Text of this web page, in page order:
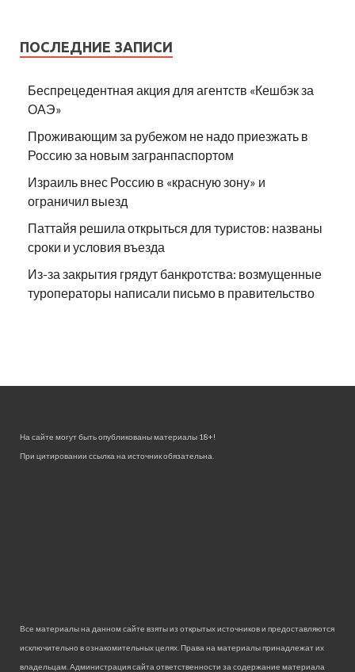
ПОСЛЕДНИЕ ЗАПИСИ
Беспрецедентная акция для агентств «Кешбэк за
ОАЭ»
Проживающим за рубежом не надо приезжать в
Россию за новым загранпаспортом
Израиль внес Россию в «красную зону» и
ограничил выезд
Паттайя решила открыться для туристов: названы
сроки и условия въезда
Из-за закрытия грядут банкротства: возмущенные
туроператоры написали письмо в правительство
На сайте могут быть опубликованы материалы 18+!
При цитировании ссылка на источник обязательна.
Все материалы на данном сайте взяты из открытых источников и предоставляются
исключительно в ознакомительных целях. Права на материалы принадлежат их
владельцам. Администрация сайта ответственности за содержание материала